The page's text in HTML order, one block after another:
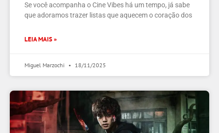
Se você acompanha o Cine Vibes há um tempo, já sabe
que adoramos trazer listas que aquecem o coração dos
LEIA MAIS »
Miguel Marzochi 18/11/2025